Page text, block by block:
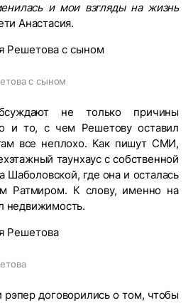
и мои взгляды на жизнь
Анастасия.
с сыном
не только причины
и то, с чем Решетову оставил
все неплохо. Как пишут СМИ,
таунхаус с собственной
Шаболовской, где она и осталась
Ратмиром. К слову, именно на
недвижимость.
договорились о том, чтобы